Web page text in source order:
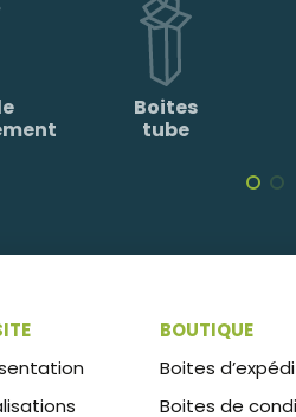
Boites
tube
BOUTIQUE
Boites
Boites de